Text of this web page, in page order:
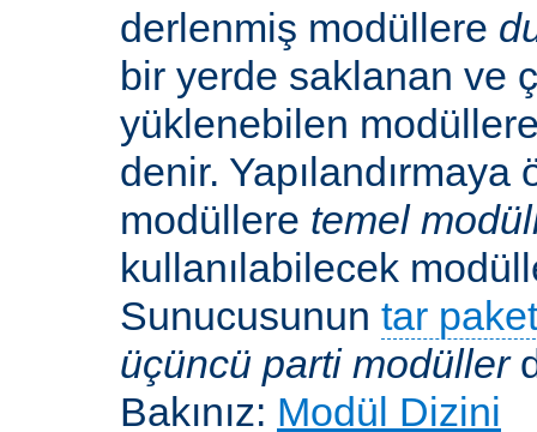
derlenmiş modüllere
bir yerde saklanan ve
yüklenebilen
denir. Yapılandırmaya
modüllere temel
kullanılabilecek
Sunucusunun tar
üçüncü parti modüller
Bakınız: Modül Dizini